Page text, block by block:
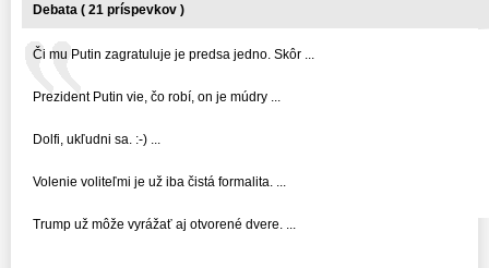
Debata ( 21 príspevkov )
Či mu Putin zagratuluje je predsa jedno. Skôr ...
Prezident Putin vie, čo robí, on je múdry ...
Dolfi, ukľudni sa. :-) ...
Volenie voliteľmi je už iba čistá formalita. ...
Trump už môže vyrážať aj otvorené dvere. ...